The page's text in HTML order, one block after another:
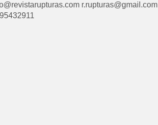
r.rupturas@gmail.com